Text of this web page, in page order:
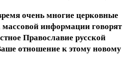
очень многие церковные
массовой информации говорят
Православие русской
отношение к этому новому